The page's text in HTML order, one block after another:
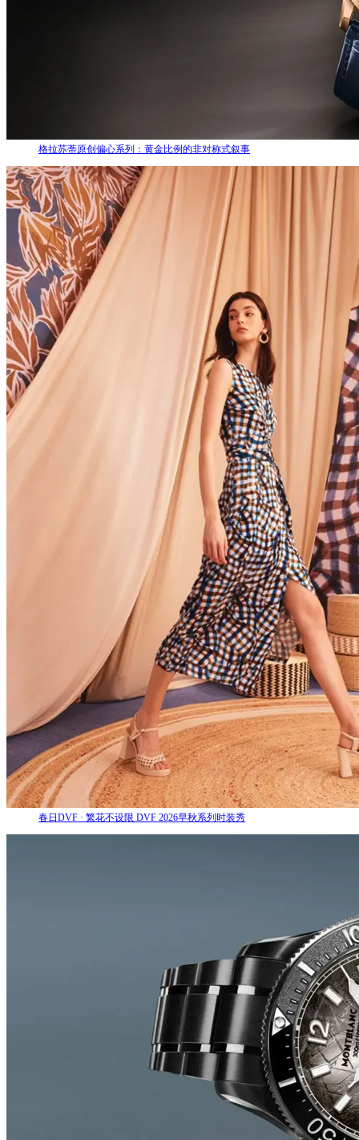
格拉苏蒂原创偏心系列：黄金比例的非对称式叙事
春日DVF · 繁花不设限 DVF 2026早秋系列时装秀